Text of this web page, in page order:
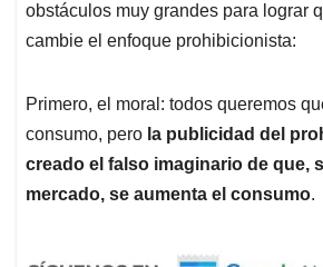
obstáculos muy grandes para lograr
cambie el enfoque prohibicionista:
Primero, el moral: todos queremos
consumo, pero la publicidad del
creado el falso imaginario de que,
mercado, se aumenta el consumo.